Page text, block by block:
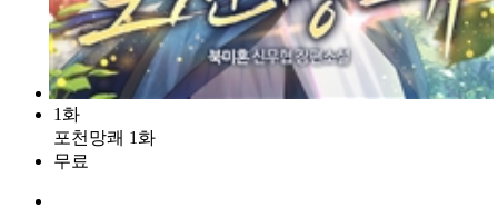
1화
포천망쾌 1화
무료